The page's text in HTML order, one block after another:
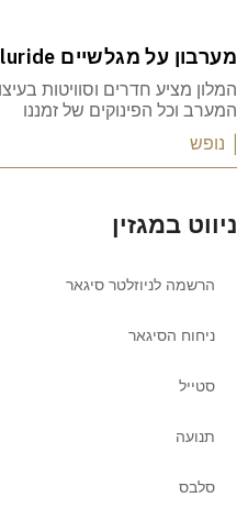
מערבון על מגלשיים Telluride, ארצות הברית
המלון מציע חדרים וסוויטות
המערב וכל הפינוקים של זמננו
| נופש
ניווט במגזין
הרשמה לניוזלטר סיגאר
ניחוח הסיגאר
סטייל
תנועה
סלבס